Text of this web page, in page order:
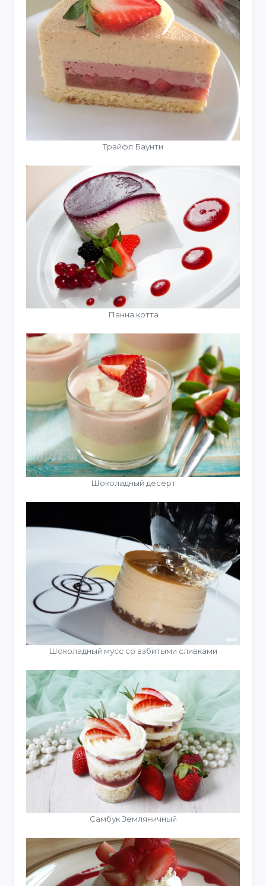
Трайфл Баунти
Панна котта
Шоколадный десерт
Шоколадный мусс со взбитыми сливками
Самбук Земляничный